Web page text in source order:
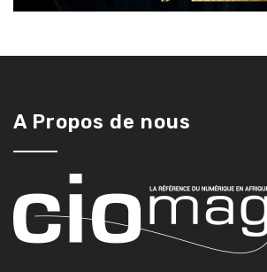
A Propos de nous